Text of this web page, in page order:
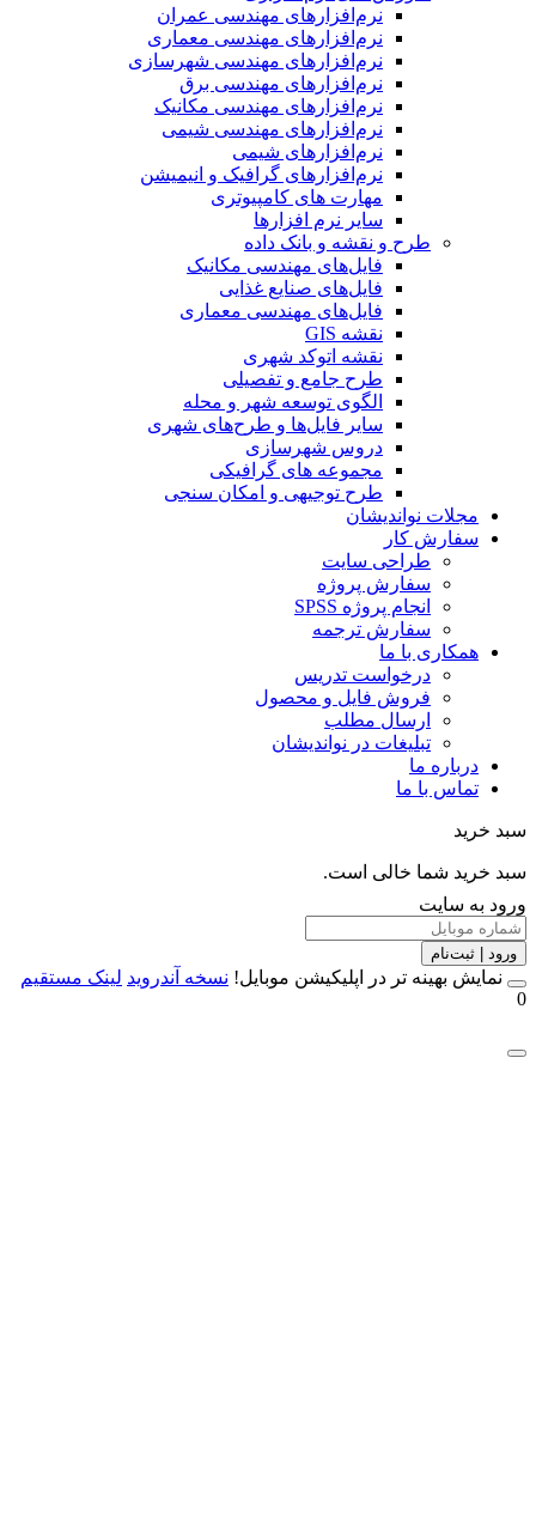
نرم‌افزارهای مهندسی عمران
نرم‌افزارهای مهندسی معماری
نرم‌افزارهای مهندسی شهرسازی
نرم‌افزارهای مهندسی برق
نرم‌افزارهای مهندسی مکانیک
نرم‌افزارهای مهندسی شیمی
نرم‌افزارهای شیمی
نرم‌افزارهای گرافیک و انیمیشن
مهارت های کامپیوتری
سایر نرم افزارها
طرح و نقشه و بانک داده
فایل‌های مهندسی مکانیک
فایل‌های صنایع غذایی
فایل‌های مهندسی معماری
نقشه GIS
نقشه اتوکد شهری
طرح جامع و تفصیلی
الگوی توسعه شهر و محله
سایر فایل‌ها و طرح‌های شهری
دروس شهرسازی
مجموعه های گرافیکی
طرح توجیهی و امکان سنجی
مجلات نواندیشان
سفارش کار
طراحی سایت
سفارش پروژه
انجام پروژه SPSS
سفارش ترجمه
همکاری با ما
درخواست تدریس
فروش فایل و محصول
ارسال مطلب
تبلیغات در نواندیشان
درباره ما
تماس با ما
خرید شما خالی است.
به سایت
| ثبت‌نام
بهینه تر در اپلیکیشن موبایل!نسخه آندروید لینک مستقیم